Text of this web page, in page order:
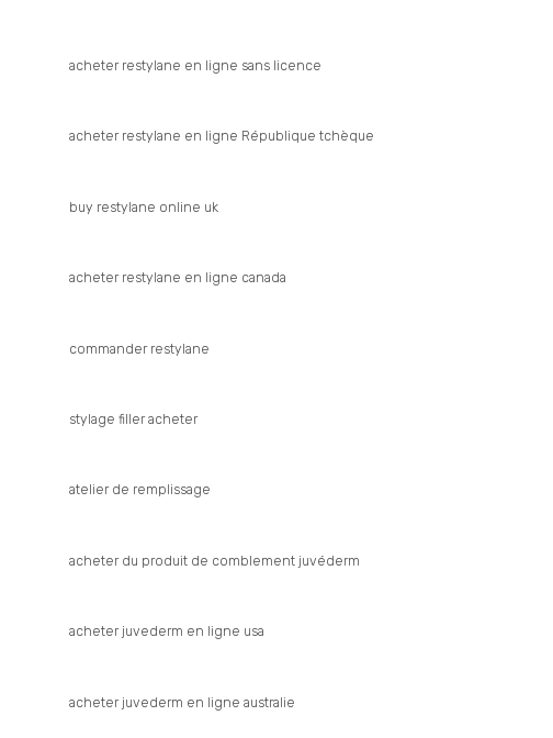
acheter restylane en ligne sans licence
acheter restylane en ligne République tchèque
buy restylane online uk
acheter restylane en ligne canada
commander restylane
stylage filler acheter
atelier de remplissage
acheter du produit de comblement juvéderm
acheter juvederm en ligne usa
acheter juvederm en ligne australie